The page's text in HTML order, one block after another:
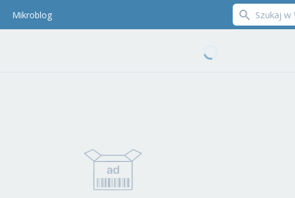
Mikroblog